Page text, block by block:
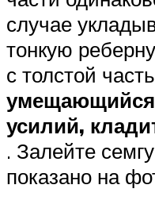
случае
тонкую
с толстой
умещающийся
усилий,
. Залейте
показано на